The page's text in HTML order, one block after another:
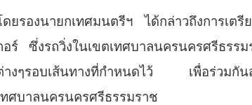
ดยรองนายกเทศมนตรีฯ ได้กล่าวถึงการเตรี
อร์ ซึ่งรถวิ่งในเขตเทศบาลนครนครศรีธร
างๆรอบเส้นทางที่กำหนดไว้ เพื่อร่วมกันส่
ทศบาลนครนครศรีธรรมราช